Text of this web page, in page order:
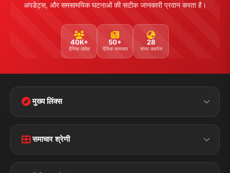
अपडेट्स, और समसामयिक घटनाओं की सटीक जानकारी प्रदान करता है।
40K+
दैनिक दर्शक
50+
दैनिक समाचार
28
राज्य कवरेज
मुख्य लिंक्स
Disclaimer
Terms &
समाचार श्रेणी